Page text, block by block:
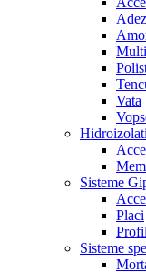
Vata
Sisteme
Placi
Sisteme